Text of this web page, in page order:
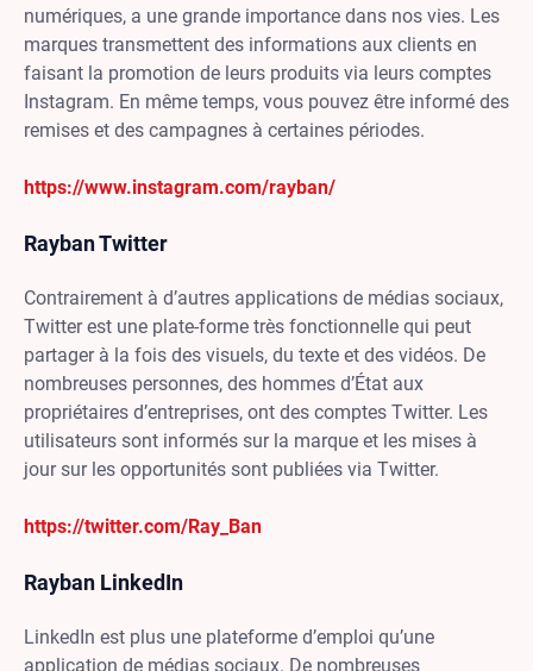
numériques, a une grande importance dans nos vies. Les
marques transmettent des informations aux clients en
faisant la promotion de leurs produits via leurs comptes
Instagram. En même temps, vous pouvez être informé des
remises et des campagnes à certaines périodes.
https://www.instagram.com/rayban/
Rayban Twitter
Contrairement à d’autres applications de médias sociaux,
Twitter est une plate-forme très fonctionnelle qui peut
partager à la fois des visuels, du texte et des vidéos. De
nombreuses personnes, des hommes d’État aux
propriétaires d’entreprises, ont des comptes Twitter. Les
utilisateurs sont informés sur la marque et les mises à
jour sur les opportunités sont publiées via Twitter.
https://twitter.com/Ray_Ban
Rayban LinkedIn
LinkedIn est plus une plateforme d’emploi qu’une
application de médias sociaux. De nombreuses